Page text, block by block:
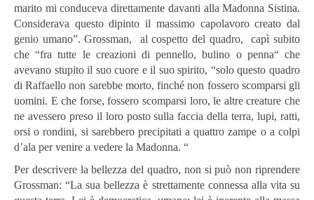
marito mi conduceva direttamente davanti alla Madonna Sistina.
Considerava questo dipinto il massimo capolavoro creato dal
genio umano”. Grossman, al cospetto del quadro, capì subito
che “fra tutte le creazioni di pennello, bulino o penna“ che
avevano stupito il suo cuore e il suo spirito, “solo questo quadro
di Raffaello non sarebbe morto, finché non fossero scomparsi gli
uomini. E che forse, fossero scomparsi loro, le altre creature che
ne avessero preso il loro posto sulla faccia della terra, lupi, ratti,
orsi o rondini, si sarebbero precipitati a quattro zampe o a colpi
d’ala per venire a vedere la Madonna. “
Per descrivere la bellezza del quadro, non si può non riprendere
Grossman: “La sua bellezza è strettamente connessa alla vita su